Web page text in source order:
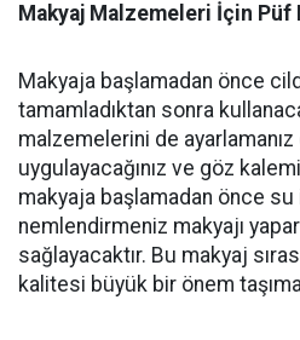
Makyaj Malzemeleri İçin Püf
Makyaja başlamadan önce
tamamladıktan sonra
malzemelerini de ayarlamanız
uygulayacağınız ve göz
makyaja başlamadan önce
nemlendirmeniz makyajı
sağlayacaktır. Bu makyaj
kalitesi büyük bir önem